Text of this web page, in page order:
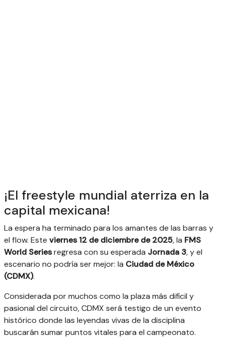
¡El freestyle mundial aterriza en la
capital mexicana!
La espera ha terminado para los amantes de las barras y
el flow. Este viernes 12 de diciembre de 2025, la FMS
World Seriesregresa con su esperada Jornada 3, y el
escenario no podría ser mejor: la Ciudad de México
(CDMX).
Considerada por muchos como la plaza más difícil y
pasional del circuito, CDMX será testigo de un evento
histórico donde las leyendas vivas de la disciplina
buscarán sumar puntos vitales para el campeonato.